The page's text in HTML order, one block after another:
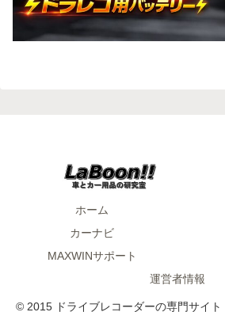
ホーム
カーナビ
MAXWINサポート
運営者情報
© 2015 ドライブレコーダーの専門サイト